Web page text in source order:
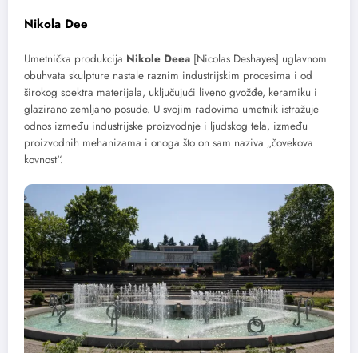
Nikola Dee
Umetnička produkcija Nikole Deea [Nicolas Deshayes] uglavnom
obuhvata skulpture nastale raznim industrijskim procesima i od
širokog spektra materijala, uključujući liveno gvožđe, keramiku i
glazirano zemljano posuđe. U svojim radovima umetnik istražuje
odnos između industrijske proizvodnje i ljudskog tela, između
proizvodnih mehanizama i onoga što on sam naziva „čovekova
kovnost“.